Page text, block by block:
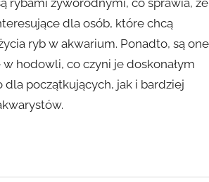
rybami żyworodnymi, co sprawia,
dla osób, które chcą
ryb w akwarium. Ponadto, są one
hodowli, co czyni je doskonałym
początkujących, jak i bardziej